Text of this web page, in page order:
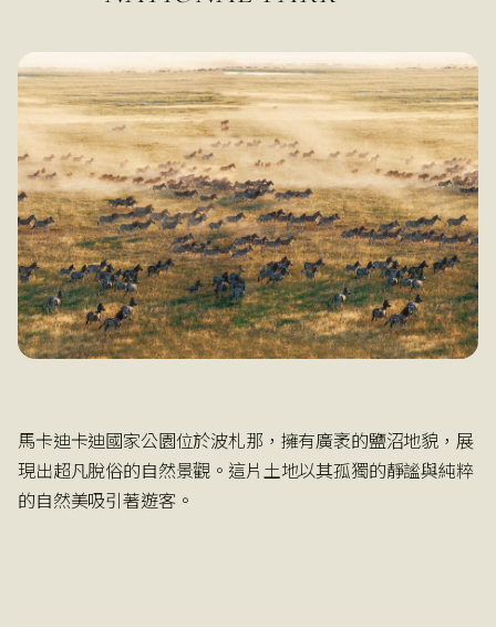
馬卡迪卡迪國家公園位於波札那，擁有廣袤的鹽沼地貌，展
現出超凡脫俗的自然景觀。這片土地以其孤獨的靜謐與純粹
的自然美吸引著遊客。